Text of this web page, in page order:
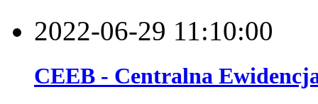
2022-06-29 11:10:00
CEEB - Centralna